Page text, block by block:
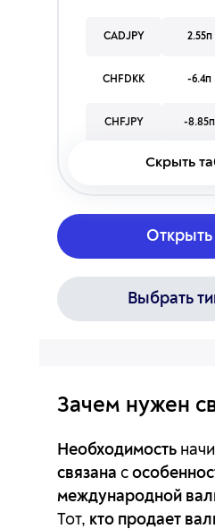
CADJPY 2.55п
CHFDKK -6.4п
CHFJPY -8.85п
CHFNOK -
EURAUD -14п
Скрыть
Открыть
Выбрать
Зачем нужен
Необходимость
связана с
международной
Тот, кто продает